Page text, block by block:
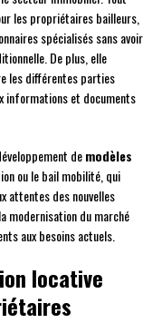
les propriétaires bailleurs,
spécialisés sans avoir
De plus, elle
les différentes parties
informations et documents
demodèles
ou le bail mobilité, qui
attentes des nouvelles
modernisation du marché
aux besoins actuels.
locative